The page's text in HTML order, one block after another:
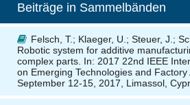
Beiträge in Sammelbänden
Felsch, T.; Klaeger, U.; Steuer, J.;
Robotic system for additive
complex parts. In: 2017 22nd IEEE
on Emerging Technologies and Factory
September 12-15, 2017, Limassol,